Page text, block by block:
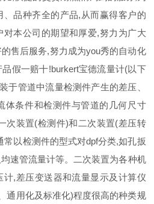
品种齐全的产品,从而赢得客户的
本公司的期望和厚爱,努力为广大
售后服务,努力成为you秀的自动化
假一赔十!burkert宝德流量计(以下
于管道中流量检测件产生的差压、
体条件和检测件与管道的几何尺寸
次装置(检测件)和二次装置(差压转
以检测件的型式对dpf分类,如孔扳
速管流量计等。二次装置为各种机
,差压变送器和流量显示及计算仪
通用化及标准化)程度很高的种类规